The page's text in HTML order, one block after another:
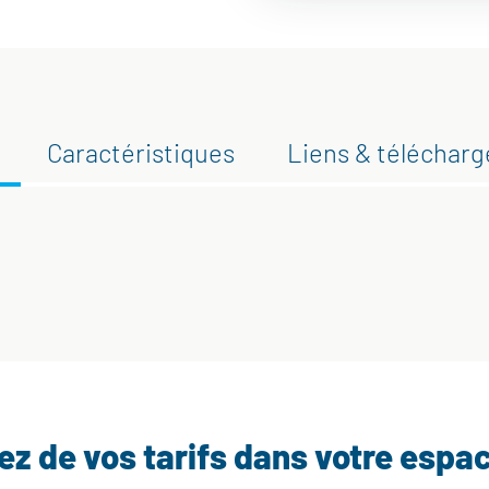
Caractéristiques Liens &
de vos tarifs dans votre